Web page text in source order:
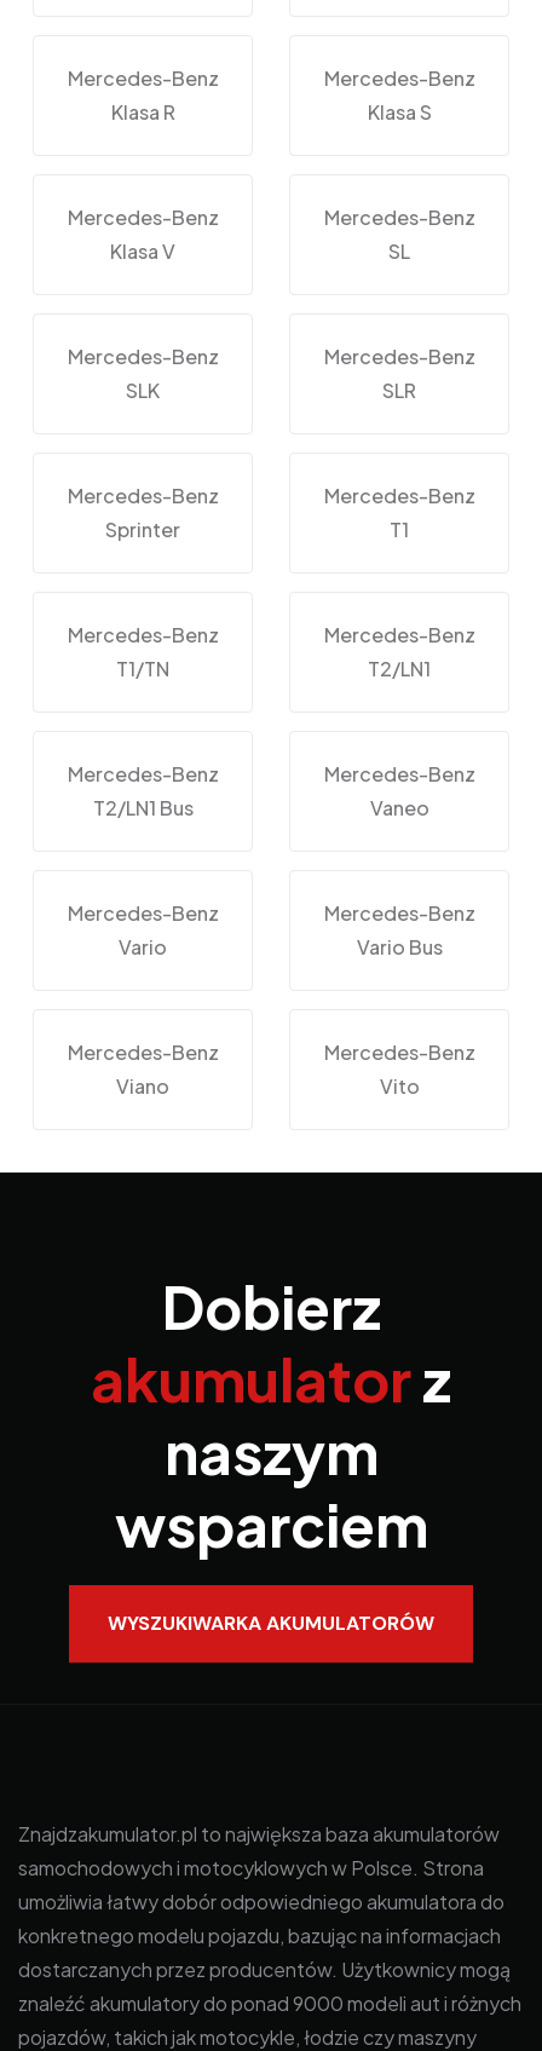
Mercedes-Benz
Klasa R
Mercedes-Benz
Klasa S
Mercedes-Benz
Klasa V
Mercedes-Benz
SL
Mercedes-Benz
SLK
Mercedes-Benz
SLR
Mercedes-Benz
Sprinter
Mercedes-Benz
T1
Mercedes-Benz
T1/TN
Mercedes-Benz
T2/LN1
Mercedes-Benz
T2/LN1 Bus
Mercedes-Benz
Vaneo
Mercedes-Benz
Vario
Mercedes-Benz
Vario Bus
Mercedes-Benz
Viano
Mercedes-Benz
Vito
Dobierz
akumulatorz
naszym
wsparciem
WYSZUKIWARKA AKUMULATORÓW
Znajdzakumulator.pl to największa baza akumulatorów
samochodowych i motocyklowych w Polsce. Strona
umożliwia łatwy dobór odpowiedniego akumulatora do
konkretnego modelu pojazdu, bazując na informacjach
dostarczanych przez producentów. Użytkownicy mogą
znaleźć akumulatory do ponad 9000 modeli aut i różnych
pojazdów, takich jak motocykle, łodzie czy maszyny